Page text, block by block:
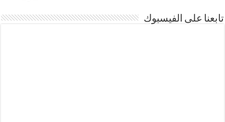
تابعنا على الفيسبوك